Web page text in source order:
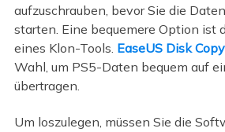
aufzuschrauben, bevor Sie die
starten. Eine bequemere Option ist
eines Klon-Tools. EaseUS Disk Copy
Wahl, um PS5-Daten bequem auf
übertragen.
Um loszulegen, müssen Sie die